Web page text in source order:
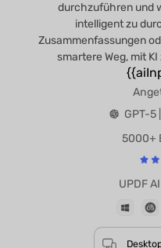
durchzuführen und
intelligent zu
Zusammenfassungen
smartere Weg, mit